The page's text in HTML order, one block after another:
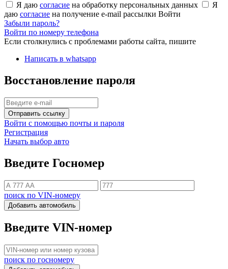
Я даю согласие на обработку персональных данных
Я
даю согласие на получение e-mail рассылки Войти
Забыли пароль?
Войти по номеру телефона
Если столкнулись с проблемами работы сайта, пишите
Написать в whatsapp
Восстановление пароля
Отправить ссылку
Войти с помощью почты и пароля
Регистрация
Начать выбор авто
Введите Госномер
поиск по VIN-номеру
Добавить автомобиль
Введите VIN-номер
поиск по госномеру